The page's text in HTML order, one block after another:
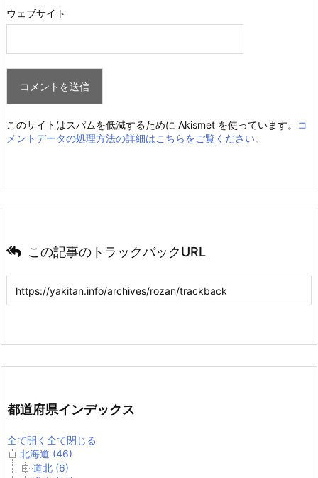
ウェブサイト
このサイトはスパムを低減するために Akismet を使っています。
コ
メントデータの処理方法の詳細はこちらをご覧ください。
この記事のトラックバックURL
都道府県インデックス
全て開く 全て閉じる
北海道 (46)
道北 (6)